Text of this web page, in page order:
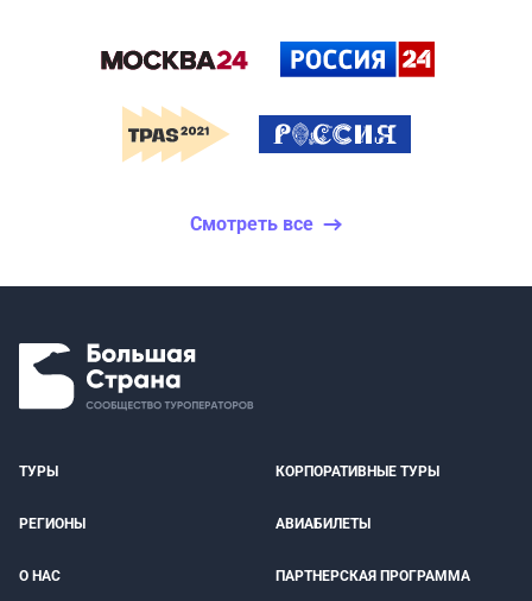
Смотреть все
ТУРЫ КОРПОРАТИВНЫЕ ТУРЫ
РЕГИОНЫ АВИАБИЛЕТЫ
О НАС ПАРТНЕРСКАЯ ПРОГРАММА